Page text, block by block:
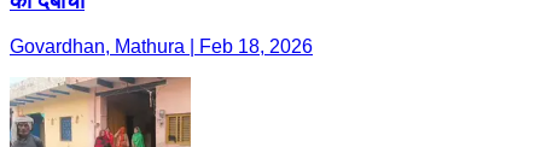
Govardhan, Mathura | Feb 18, 2026